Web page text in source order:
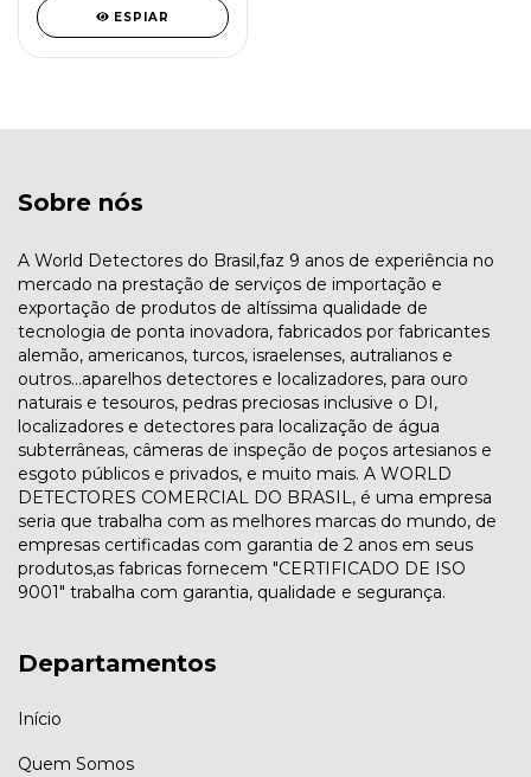
ESPIAR
Sobre nós
A World Detectores do Brasil,faz 9 anos de experiência no
mercado na prestação de serviços de importação e
exportação de produtos de altíssima qualidade de
tecnologia de ponta inovadora, fabricados por fabricantes
alemão, americanos, turcos, israelenses, autralianos e
outros...aparelhos detectores e localizadores, para ouro
naturais e tesouros, pedras preciosas inclusive o DI,
localizadores e detectores para localização de água
subterrâneas, câmeras de inspeção de poços artesianos e
esgoto públicos e privados, e muito mais. A WORLD
DETECTORES COMERCIAL DO BRASIL, é uma empresa
seria que trabalha com as melhores marcas do mundo, de
empresas certificadas com garantia de 2 anos em seus
produtos,as fabricas fornecem "CERTIFICADO DE ISO
9001" trabalha com garantia, qualidade e segurança.
Departamentos
Início
Quem Somos